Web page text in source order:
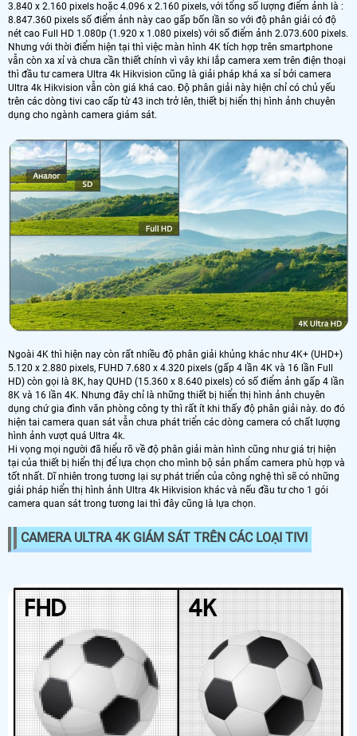
3.840 x 2.160 pixels hoặc 4.096 x 2.160 pixels, với tổng số lượng điểm ảnh là :
8.847.360 pixels số điểm ảnh này cao gấp bốn lần so với độ phân giải có độ
nét cao Full HD 1.080p (1.920 x 1.080 pixels) với số điểm ảnh 2.073.600 pixels.
Nhưng với thời điểm hiện tại thì việc màn hình 4K tích hợp trên smartphone
vẫn còn xa xỉ và chưa cần thiết chính vì vây khi lắp camera xem trên điện thoại
thì đầu tư camera Ultra 4k Hikvision cũng là giải pháp khá xa sỉ bởi camera
Ultra 4k Hikvision vẫn còn giá khá cao. Độ phân giải này hiện chỉ có chủ yếu
trên các dòng tivi cao cấp từ 43 inch trở lên, thiết bị hiển thị hình ảnh chuyên
dụng cho ngành camera giám sát.
Ngoài 4K thì hiện nay còn rất nhiều độ phân giải khủng khác như 4K+ (UHD+)
5.120 x 2.880 pixels, FUHD 7.680 x 4.320 pixels (gấp 4 lần 4K và 16 lần Full
HD) còn gọi là 8K, hay QUHD (15.360 x 8.640 pixels) có số điểm ảnh gấp 4 lần
8K và 16 lần 4K. Nhưng đây chỉ là những thiết bị hiển thị hình ảnh chuyên
dụng chứ gia đình văn phòng công ty thì rất ít khi thấy độ phân giải này. do đó
hiện tai camera quan sát vẫn chưa phát triển các dòng camera có chất lượng
hình ảnh vượt quá Ultra 4k.
Hi vọng mọi người đã hiểu rõ về độ phân giải màn hình cũng như giá trị hiện
tại của thiết bị hiển thị để lựa chọn cho mình bộ sản phẩm camera phù hợp và
tốt nhất. Dĩ nhiên trong tương lại sự phát triển của công nghệ thì sẽ có những
giải pháp hiển thị hình ảnh Ultra 4k Hikvision khác và nếu đầu tư cho 1 gói
camera quan sát trong tương lai thì đây cũng là lựa chọn.
CAMERA ULTRA 4K GIÁM SÁT TRÊN CÁC LOẠI TIVI